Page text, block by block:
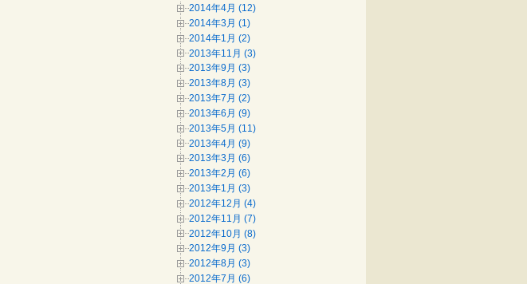
2014年4月 (12)
2014年3月 (1)
2014年1月 (2)
2013年11月 (3)
2013年9月 (3)
2013年8月 (3)
2013年7月 (2)
2013年6月 (9)
2013年5月 (11)
2013年4月 (9)
2013年3月 (6)
2013年2月 (6)
2013年1月 (3)
2012年12月 (4)
2012年11月 (7)
2012年10月 (8)
2012年9月 (3)
2012年8月 (3)
2012年7月 (6)